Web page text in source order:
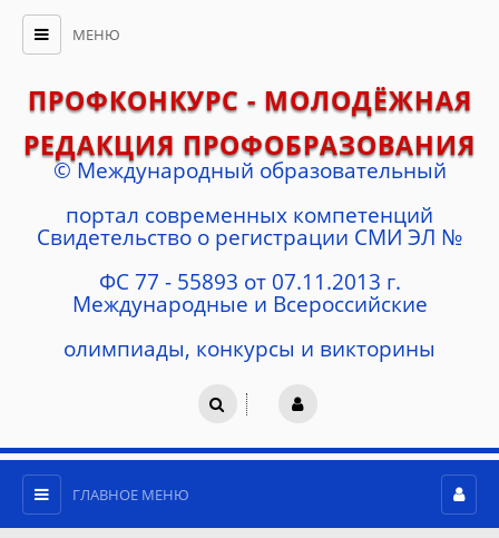
МЕНЮ
ПРОФКОНКУРС - МОЛОДЁЖНАЯ
РЕДАКЦИЯ ПРОФОБРАЗОВАНИЯ
© Международный образовательный
портал современных компетенций
Cвидетельство о регистрации СМИ ЭЛ №
ФС 77 - 55893 от 07.11.2013 г.
Международные и Всероссийские
олимпиады, конкурсы и викторины
ГЛАВНОЕ МЕНЮ